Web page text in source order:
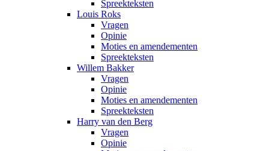
Spreekteksten
Louis Roks
Vragen
Opinie
Moties en amendementen
Spreekteksten
Willem Bakker
Vragen
Opinie
Moties en amendementen
Spreekteksten
Harry van den Berg
Vragen
Opinie